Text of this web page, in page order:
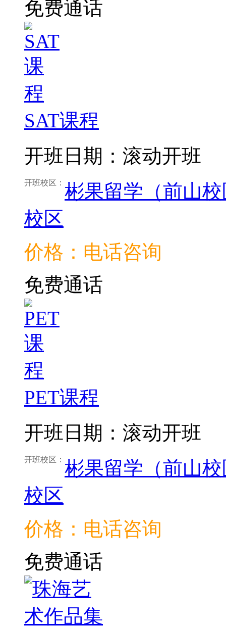
免费通话
SAT课程
开班日期：滚动开班
开班校区： 彬果留学（前山
校区
价格：电话咨询
免费通话
PET课程
开班日期：滚动开班
开班校区： 彬果留学（前山
校区
价格：电话咨询
免费通话